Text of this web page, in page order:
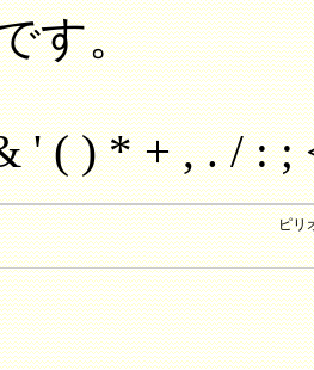
す。
' ( ) * + , . / : ;
ピリ